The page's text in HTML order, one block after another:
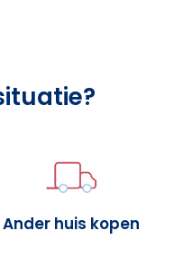
Ander huis kopen